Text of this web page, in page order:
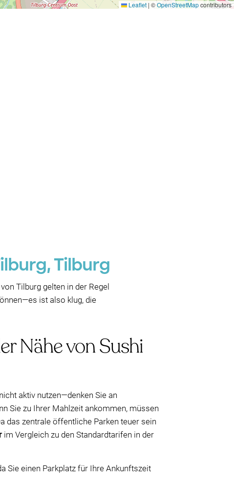
Leaflet | ©OpenStreetMapcontributors
Tilburg
Tilburg gelten in der Regel
ist also klug, die
Nähe von Sushi
aktiv nutzen—denken Sie an
Sie zu Ihrer Mahlzeit ankommen, müssen
das zentrale öffentliche Parken teuer sein
im Vergleich zu den Standardtarifen in der
Sie einen Parkplatz für Ihre Ankunftszeit